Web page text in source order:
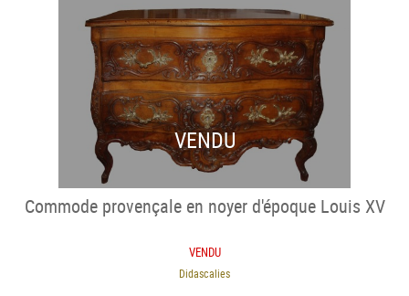
VENDU
Commode provençale en noyer d'époque Louis XV
VENDU
Didascalies